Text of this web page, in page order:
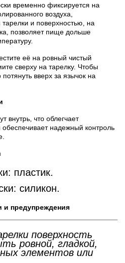
временно фиксируется на
воздуха,
и поверхностью, на
позволяет пище дольше
её на ровный чистый
сверху на тарелку. Чтобы
вверх за язычок на
внутрь, что облегчает
надежный контроль
пластик.
силикон.
и предупреждения
поверхность
ровной, гладкой,
элементов или